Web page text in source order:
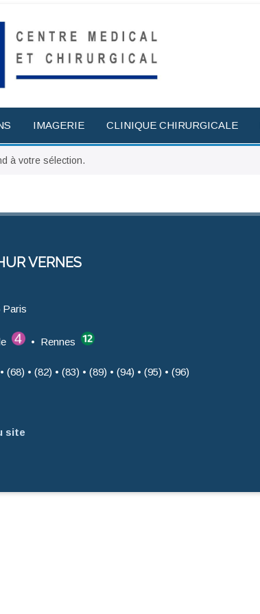
IMAGERIE CLINIQUE CHIRURGICALE
à votre sélection.
VERNES
Paris
• Rennes
(68) • (82) • (83) • (89) • (94) • (95) • (96)
site